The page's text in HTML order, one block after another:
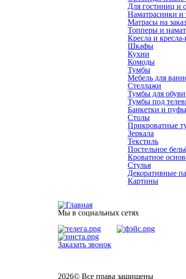
Для гостиниц и
Наматрасники и
Матрасы на заказ
Топперы и
Кресла и кресла-
Шкафы
Кухни
Комоды
Тумбы
Мебель для
Стеллажи
Тумбы для обуви
Тумбы под
Банкетки и пуфы
Столы
Прикроватные
Зеркала
Текстиль
Постельное
Кроватное
Стулья
Декоративные
Картины
Мы в социальных сетях
Заказать звонок
2026© Все права защищены